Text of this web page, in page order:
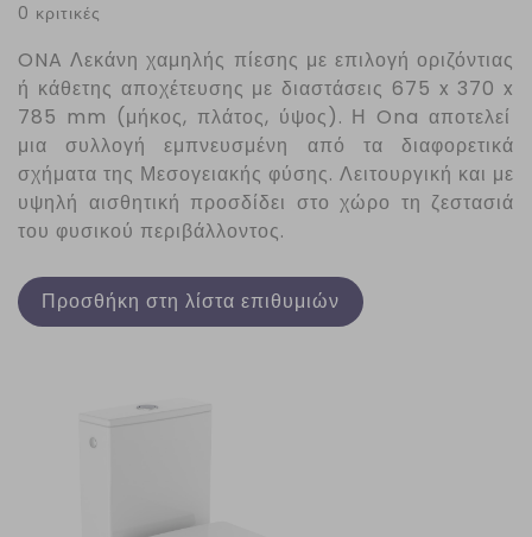
0 κριτικές
ONA Λεκάνη χαμηλής πίεσης με επιλογή οριζόντιας
ή κάθετης αποχέτευσης με διαστάσεις 675 x 370 x
785 mm (μήκος, πλάτος, ύψος). Η Ona αποτελεί
μια συλλογή εμπνευσμένη από τα διαφορετικά
σχήματα της Μεσογειακής φύσης. Λειτουργική και με
υψηλή αισθητική προσδίδει στο χώρο τη ζεστασιά
του φυσικού περιβάλλοντος.
Προσθήκη στη λίστα επιθυμιών